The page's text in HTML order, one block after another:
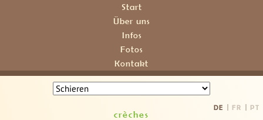
Start
Über uns
Infos
Fotos
Kontakt
DE FR PT
crèches